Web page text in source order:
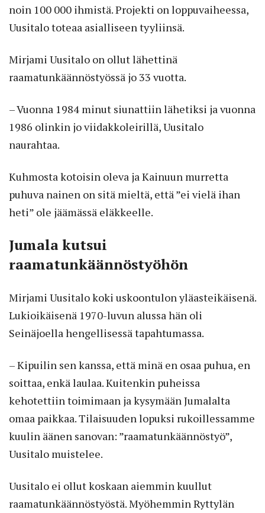
noin 100 000 ihmistä. Projekti on loppuvaiheessa,
Uusitalo toteaa asialliseen tyyliinsä.
Mirjami Uusitalo on ollut lähettinä
raamatunkäännöstyössä jo 33 vuotta.
– Vuonna 1984 minut siunattiin lähetiksi ja vuonna
1986 olinkin jo viidakkoleirillä, Uusitalo
naurahtaa.
Kuhmosta kotoisin oleva ja Kainuun murretta
puhuva nainen on sitä mieltä, että ”ei vielä ihan
heti” ole jäämässä eläkkeelle.
Jumala kutsui
raamatunkäännöstyöhön
Mirjami Uusitalo koki uskoontulon yläasteikäisenä.
Lukioikäisenä 1970-luvun alussa hän oli
Seinäjoella hengellisessä tapahtumassa.
– Kipuilin sen kanssa, että minä en osaa puhua, en
soittaa, enkä laulaa. Kuitenkin puheissa
kehotettiin toimimaan ja kysymään Jumalalta
omaa paikkaa. Tilaisuuden lopuksi rukoillessamme
kuulin äänen sanovan: ”raamatunkäännöstyö”,
Uusitalo muistelee.
Uusitalo ei ollut koskaan aiemmin kuullut
raamatunkäännöstyöstä. Myöhemmin Ryttylän